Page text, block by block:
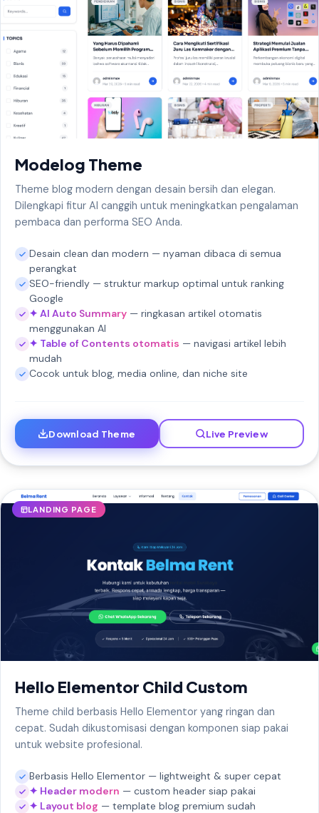
Modelog Theme
Theme blog modern dengan desain bersih dan elegan.
Dilengkapi fitur AI canggih untuk meningkatkan pengalaman
pembaca dan performa SEO Anda.
Desain clean dan modern — nyaman dibaca di semua
perangkat
SEO-friendly — struktur markup optimal untuk ranking
Google
✦ AI Auto Summary — ringkasan artikel otomatis
menggunakan AI
✦ Table of Contents otomatis — navigasi artikel lebih
mudah
Cocok untuk blog, media online, dan niche site
Download Theme Live Preview
LANDING PAGE
Hello Elementor Child Custom
Theme child berbasis Hello Elementor yang ringan dan
cepat. Sudah dikustomisasi dengan komponen siap pakai
untuk website profesional.
Berbasis Hello Elementor — lightweight & super cepat
✦ Header modern — custom header siap pakai
✦ Layout blog — template blog premium sudah